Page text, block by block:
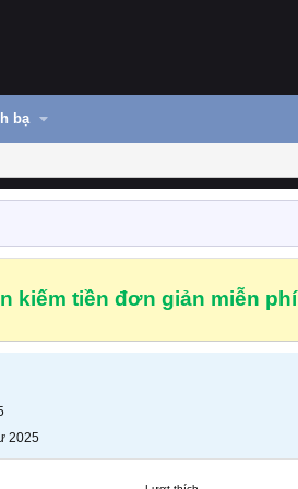
bạ
kiếm tiền đơn giản miễn phí
2025